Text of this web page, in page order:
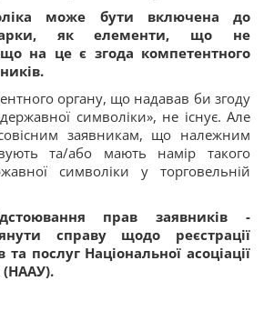
може бути включена до
марки, як елементи, що не
на це є згода компетентного
органу, що надавав би згоду
символіки», не існує. Але
заявникам, що належним
та/або мають намір такого
символіки у торговельній
прав заявників -
справу щодо реєстрації
та послуг Національної асоціації
(НААУ).